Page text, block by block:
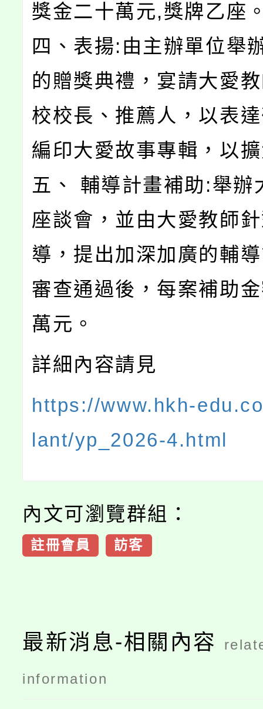
獎金二十萬元,獎牌乙座
四、表揚:由主辦單位舉
的贈獎典禮，宴請大愛
校校長、推薦人，以表
編印大愛故事專輯，以
五、 輔導計畫補助:舉辦
座談會，並由大愛教師
導，提出加深加廣的輔
審查通過後，每案補助
萬元。
詳細內容請見
https://www.hkh-
lant/yp_2026-4.html
內文可瀏覽群組：
註冊會員 訪客
最新消息-相關內容
information